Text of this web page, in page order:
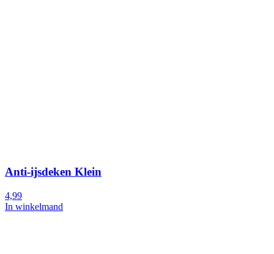
Anti-ijsdeken Klein
4,99
In winkelmand